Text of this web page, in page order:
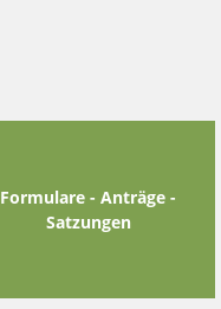
Formulare - Anträge -
Satzungen